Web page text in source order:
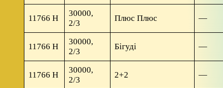
11766 H
30000,
2/3
Плюс Плюс —
11766 H
30000,
2/3
Бігуді —
11766 H
30000,
2/3
2+2 —